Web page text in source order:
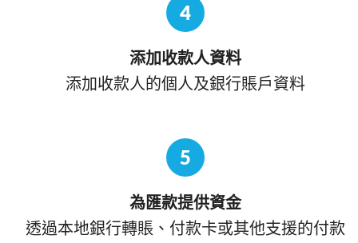
4
添加收款人資料
添加收款人的個人及銀行賬戶資料
5
為匯款提供資金
透過本地銀行轉賬、付款卡或其他支援的付款